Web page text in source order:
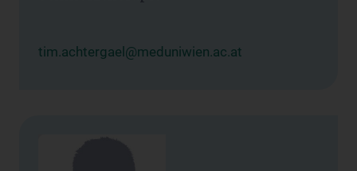
tim.achtergael@meduniwien.ac.at